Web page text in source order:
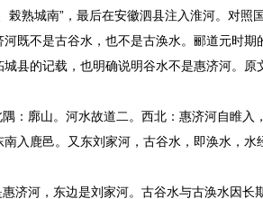
榖熟城南”，最后在安徽泗县注入淮河。对
既不是古谷水，也不是古涣水。郦道元时
县的记载，也明确说明谷水不是惠济河。原
：廓山。河水故道二。西北：惠济河自睢入
入鹿邑。又东刘家河，古谷水，即涣水，水
济河，东边是刘家河。古谷水与古涣水因